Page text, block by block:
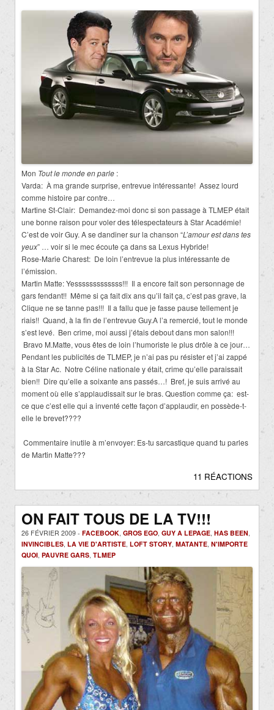
Mon Tout le monde en parle :
Varda: À ma grande surprise, entrevue intéressante! Assez lourd
comme histoire par contre…
Martine St-Clair: Demandez-moi donc si son passage à TLMEP était
une bonne raison pour voler des télespectateurs à Star Académie!
C’est de voir Guy. A se dandiner sur la chanson “L’amour est dans tes
yeux” … voir si le mec écoute ça dans sa Lexus Hybride!
Rose-Marie Charest: De loin l’entrevue la plus intéressante de
l’émission.
Martin Matte: Yesssssssssssss!!! Il a encore fait son personnage de
gars fendant!! Même si ça fait dix ans qu’il fait ça, c’est pas grave, la
Clique ne se tanne pas!!! Il a fallu que je fasse pause tellement je
riais!! Quand, à la fin de l’entrevue Guy.A l’a remercié, tout le monde
s’est levé. Ben crime, moi aussi j’étais debout dans mon salon!!!
Bravo M.Matte, vous êtes de loin l’humoriste le plus drôle à ce jour…
Pendant les publicités de TLMEP, je n’ai pas pu résister et j’ai zappé
à la Star Ac. Notre Céline nationale y était, crime qu’elle paraissait
bien!! Dire qu’elle a soixante ans passés…! Bref, je suis arrivé au
moment où elle s’applaudissait sur le bras. Question comme ça: est-
ce que c’est elle qui a inventé cette façon d’applaudir, en possède-t-
elle le brevet????
Commentaire inutile à m’envoyer: Es-tu sarcastique quand tu parles
de Martin Matte???
11 RÉACTIONS
ON FAIT TOUS DE LA TV!!!
26 FÉVRIER 2009 - FACEBOOK, GROS EGO, GUY A LEPAGE, HAS BEEN,
INVINCIBLES, LA VIE D'ARTISTE, LOFT STORY, MATANTE, N'IMPORTE
QUOI, PAUVRE GARS, TLMEP